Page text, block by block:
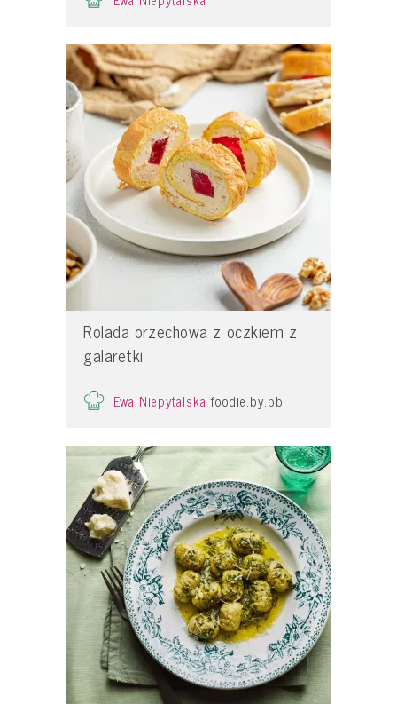
Rolada orzechowa z oczkiem z
galaretki
Ewa Niepytalska foodie.by.bb